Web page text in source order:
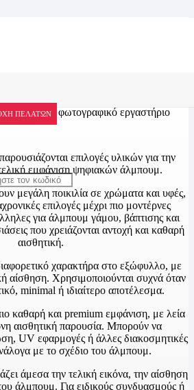
ΠΕΛΑΤΩΝ
– Λάκες
επιλογές υλικών για την
εμφάνιση ψηφιακών άλμπουμ.
μεγάλη ποικιλία σε χρώματα και υφές,
επιλογές μέχρι πιο μοντέρνες
για άλμπουμ γάμου, βάπτισης και
που χρειάζονται αντοχή και καθαρή
αισθητική.
χαρακτήρα στο εξώφυλλο, με
αίσθηση. Χρησιμοποιούνται συχνά όταν
minimal ή ιδιαίτερο αποτέλεσμα.
καθαρή και premium εμφάνιση, με λεία
αισθητική παρουσία. Μπορούν να
UV εφαρμογές ή άλλες διακοσμητικές
με το σχέδιο του άλμπουμ.
άμεσα την τελική εικόνα, την αίσθηση
άλμπουμ. Για ειδικούς συνδυασμούς ή